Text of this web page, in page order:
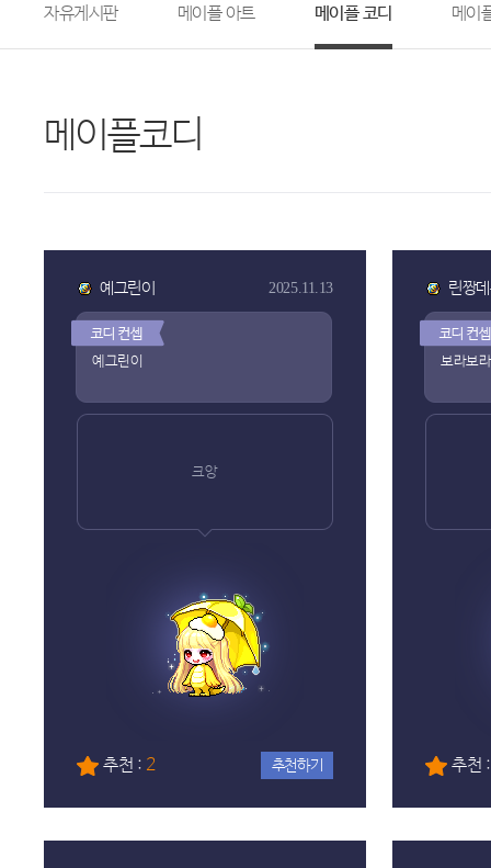
자유게시판 메이플 아트 메이플 코디 메이
메이플코디
예그린이 2025.11.13
예그린이
크앙
추천 : 2 추천하기
린짱
보라보라
추천